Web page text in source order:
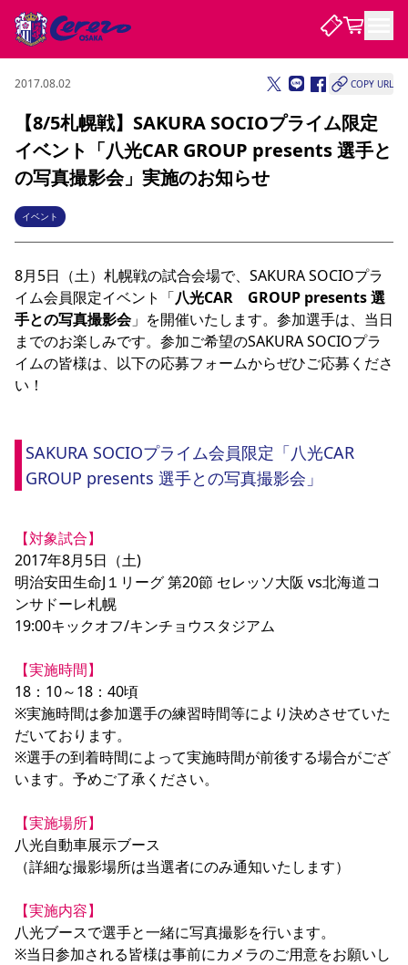
試合・チーム
試合について
試合日程 / 結果 順位表
チームについて
アカデミー
ハナサカプレーヤー 歴代所属選手
観戦する
チケット
チケット情報 販売スケジュール 価格・席種 購入方法
特定興行入場券
譲渡サービス リセールサービス
観戦ガイド
初めて観戦ガイド キッズ向けサービス グルメ
マッチデープログラム
観戦マナー&ルール
ビジターサポーター観戦ガイド 公式アプリ
スタジアム
DAZNで観戦
DAZNで観戦
アウェイツアー
よくある質問
よくある質問
クラブを知る
セレッソ大阪について
クラブ紹介 沿革 シーズン記録 求人情報
サポートする
パートナー企業募集中 セレッソ大阪VISAカード
サポートスタッフ
セレッソアイデアちょうだいな
サステナビリティポリシー SDGsのゴール
インパクトレポート
活動レポート SPORT POSITIVE LEAGUES 取り組み実績
スポーツクラブ
関連団体/施設
長居公園 セレッソフットサルパーク
セレッソスポーツパーク舞洲 YANMAR HANASAKA STADIUM
大人のサッカースクール
ファンクラブ
ファンクラブ
SAKURA SOCIO SAKURA POINT Program 招待券引換方法 先行入場
まいセレチケット
ニュース
ホームタウン パートナー スポーツクラブ メディア 30周年
アカデミー
2017.08.02 COPY URL
【8/5札幌戦】SAKURA SOCIOプライム限定
イベント「八光CAR GROUP presents 選手と
の写真撮影会」実施のお知らせ
イベント
8月5日（土）札幌戦の試合会場で、SAKURA SOCIOプラ
イム会員限定イベント「八光CAR　GROUP presents 選
手との写真撮影会」を開催いたします。参加選手は、当日
までのお楽しみです。参加ご希望のSAKURA SOCIOプラ
イムの皆様は、以下の応募フォームからぜひご応募くださ
い！
SAKURA SOCIOプライム会員限定「八光CAR
GROUP presents 選手との写真撮影会」
【対象試合】
2017年8月5日（土)
明治安田生命J１リーグ 第20節 セレッソ大阪 vs北海道コ
ンサドーレ札幌
19:00キックオフ/キンチョウスタジアム
【実施時間】
18：10～18：40頃
※実施時間は参加選手の練習時間等により決めさせていた
だいております。
※選手の到着時間によって実施時間が前後する場合がござ
います。予めご了承ください。
【実施場所】
八光自動車展示ブース
（詳細な撮影場所は当選者にのみ通知いたします）
【実施内容】
八光ブースで選手と一緒に写真撮影を行います。
※当日参加される皆様は事前にカメラのご用意をお願いし